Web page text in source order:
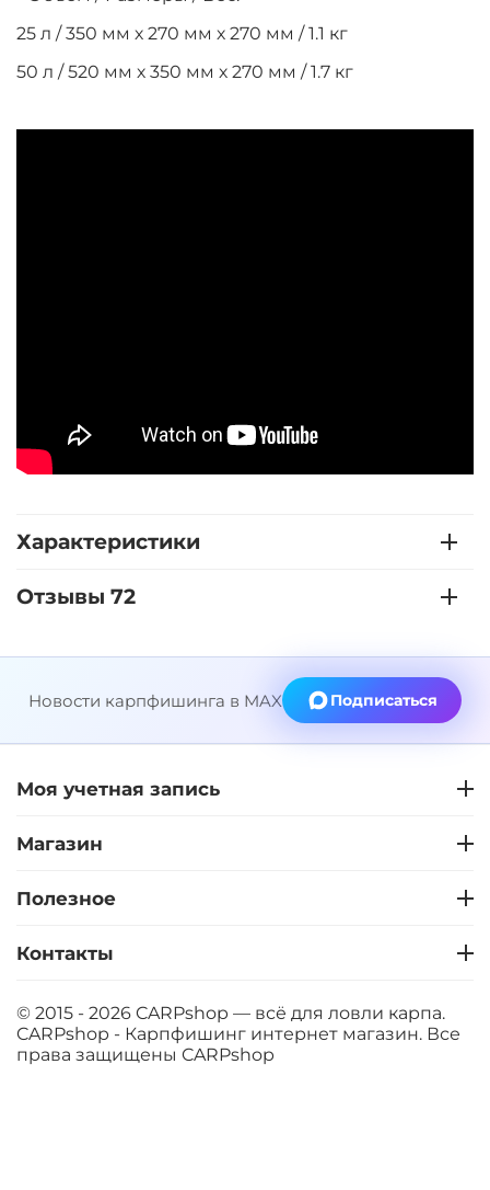
25 л / 350 мм х 270 мм х 270 мм / 1.1 кг
50 л / 520 мм х 350 мм х 270 мм / 1.7 кг
Характеристики
Отзывы 72
Новости карпфишинга в MAX Подписаться
Моя учетная запись
Магазин
Полезное
Контакты
© 2015 - 2026 CARPshop — всё для ловли карпа.
CARPshop - Карпфишинг интернет магазин. Все
права защищены CARPshop